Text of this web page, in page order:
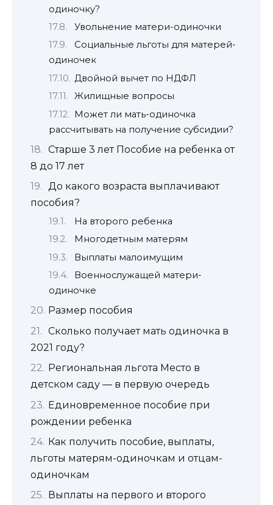
одиночку?
Увольнение матери-одиночки
Социальные льготы для матерей-
одиночек
Двойной вычет по НДФЛ
Жилищные вопросы
Может ли мать-одиночка
рассчитывать на получение субсидии?
Старше 3 лет Пособие на ребенка от
8 до 17 лет
До какого возраста выплачивают
пособия?
На второго ребенка
Многодетным матерям
Выплаты малоимущим
Военнослужащей матери-
одиночке
Размер пособия
Сколько получает мать одиночка в
2021 году?
Региональная льгота Место в
детском саду — в первую очередь
Единовременное пособие при
рождении ребенка
Как получить пособие, выплаты,
льготы матерям-одиночкам и отцам-
одиночкам
Выплаты на первого и второго